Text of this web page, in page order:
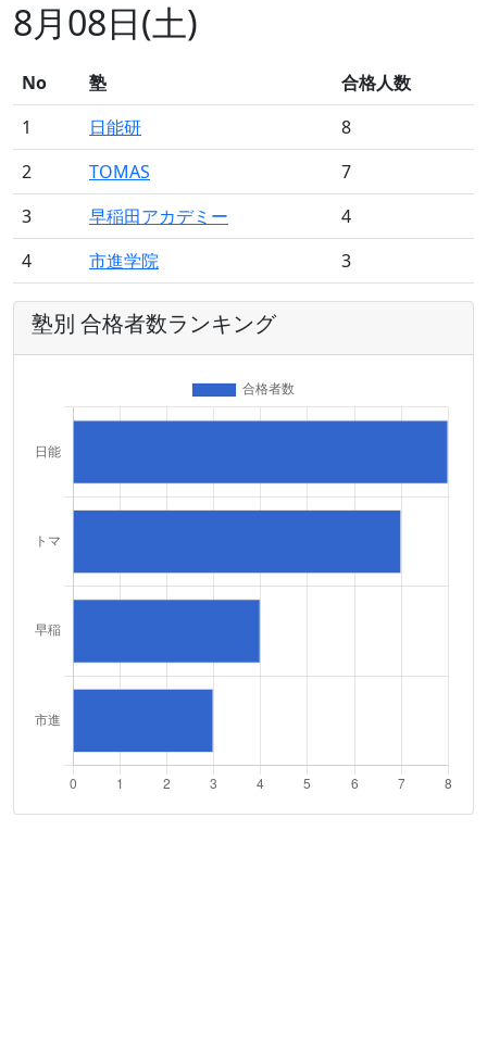
8月08日(土)
No 塾
合格人数
1
日能研
8
2
TOMAS
7
3
早稲田アカデミー
4
4
市進学院 3
塾別 合格者数ランキング